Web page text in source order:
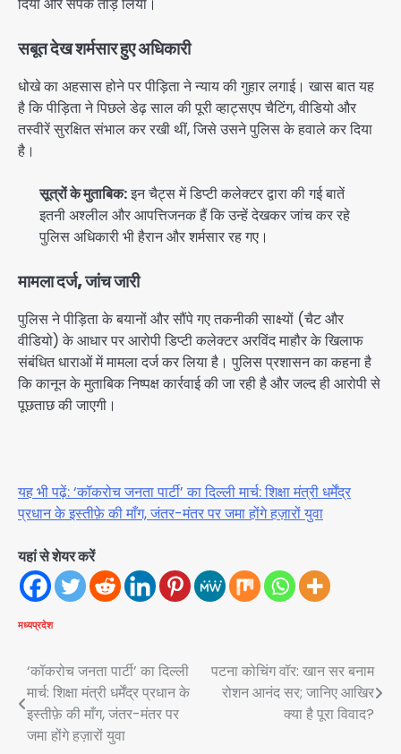
सबूत देख शर्मसार हुए अधिकारी
धोखे का अहसास होने पर पीड़िता ने न्याय की गुहार लगाई। खास बात यह
है कि पीड़िता ने पिछले डेढ़ साल की पूरी व्हाट्सएप चैटिंग, वीडियो और
तस्वीरें सुरक्षित संभाल कर रखी थीं, जिसे उसने पुलिस के हवाले कर दिया
है।
सूत्रों के मुताबिक:इन चैट्स में डिप्टी कलेक्टर द्वारा की गई बातें
इतनी अश्लील और आपत्तिजनक हैं कि उन्हें देखकर जांच कर रहे
पुलिस अधिकारी भी हैरान और शर्मसार रह गए।
मामला दर्ज, जांच जारी
पुलिस ने पीड़िता के बयानों और सौंपे गए तकनीकी साक्ष्यों (चैट और
वीडियो) के आधार पर आरोपी डिप्टी कलेक्टर अरविंद माहौर के खिलाफ
संबंधित धाराओं में मामला दर्ज कर लिया है। पुलिस प्रशासन का कहना है
कि कानून के मुताबिक निष्पक्ष कार्रवाई की जा रही है और जल्द ही आरोपी से
पूछताछ की जाएगी।
यह भी पढ़ें: ‘कॉकरोच जनता पार्टी’ का दिल्ली मार्च: शिक्षा मंत्री धर्मेंद्र
प्रधान के इस्तीफ़े की माँग, जंतर-मंतर पर जमा होंगे हज़ारों युवा
यहां से शेयर करें
मध्यप्रदेश
Post
navigation
‘कॉकरोच जनता पार्टी’ का दिल्ली
मार्च: शिक्षा मंत्री धर्मेंद्र प्रधान के
इस्तीफ़े की माँग, जंतर-मंतर पर
जमा होंगे हज़ारों युवा
पटना कोचिंग वॉर: खान सर बनाम
रोशन आनंद सर; जानिए आखिर
क्या है पूरा विवाद?